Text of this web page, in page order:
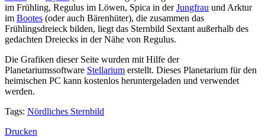
im Frühling, Regulus im Löwen, Spica in derJungfrau und Arktur
im Bootes (oder auch Bärenhüter), die zusammen das
Frühlingsdreieck bilden, liegt das Sternbild Sextant außerhalb des
gedachten Dreiecks in der Nähe von Regulus.
Die Grafiken dieser Seite wurden mit Hilfe der
Planetariumssoftware Stellarium erstellt. Dieses Planetarium für den
heimischen PC kann kostenlos heruntergeladen und verwendet
werden.
Tags: Nördliches Sternbild
Drucken